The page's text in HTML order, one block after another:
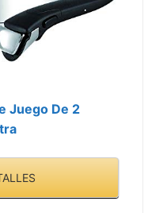
Juego De 2